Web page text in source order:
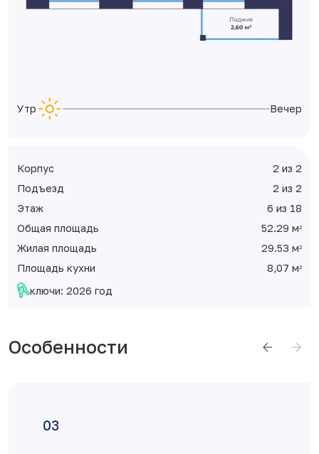
Утро Вечер
Корпус
2 из 2
Подъезд
2 из 2
Этаж
6 из 18
Общая площадь
52.29 м2
Жилая площадь 29.53 м2
Площадь кухни 8,07 м2
ключи: 2026 год
Особенности